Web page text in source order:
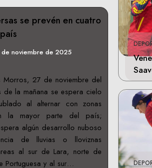
se prevén en cuatro
de noviembre de 2025
Morros, 27 de noviembre del
de la mañana se espera cielo
al alternar con zonas
la mayor parte del país;
algún desarrollo nuboso
de lluvias o lloviznas
al sur de Lara, norte de
Portuguesa y al sur…